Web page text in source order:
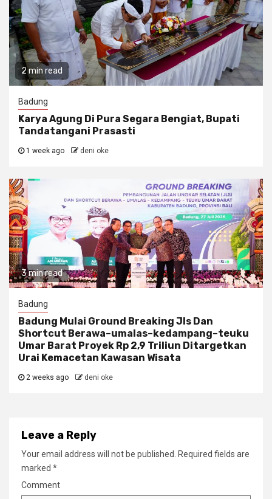
2 min read
Badung
Karya Agung Di Pura Segara Bengiat, Bupati
Tandatangani Prasasti
1 week ago deni oke
3 min read
Badung
Badung Mulai Ground Breaking Jls Dan
Shortcut Berawa–umalas–kedampang–teuku
Umar Barat Proyek Rp 2,9 Triliun Ditargetkan
Urai Kemacetan Kawasan Wisata
2 weeks ago deni oke
Leave a Reply
Your email address will not be published. Required fields are
marked *
Comment